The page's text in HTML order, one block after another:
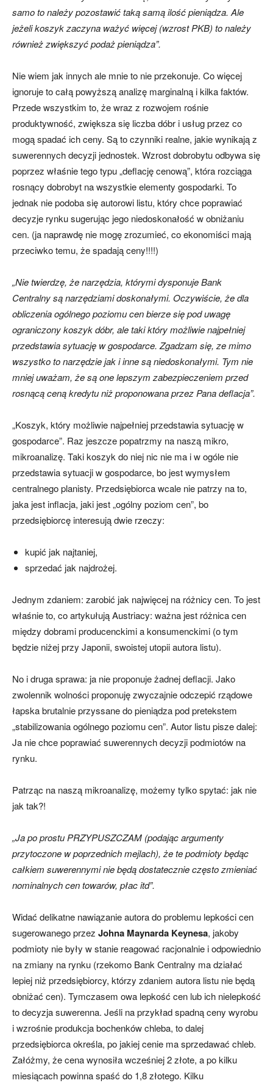
samo to należy pozostawić taką samą ilość pieniądza. Ale
jeżeli koszyk zaczyna ważyć więcej (wzrost PKB) to należy
również zwiększyć podaż pieniądza”.
Nie wiem jak innych ale mnie to nie przekonuje. Co więcej
ignoruje to całą powyższą analizę marginalną i kilka faktów.
Przede wszystkim to, że wraz z rozwojem rośnie
produktywność, zwiększa się liczba dóbr i usług przez co
mogą spadać ich ceny. Są to czynniki realne, jakie wynikają z
suwerennych decyzji jednostek. Wzrost dobrobytu odbywa się
poprzez właśnie tego typu „deflację cenową”, która rozciąga
rosnący dobrobyt na wszystkie elementy gospodarki. To
jednak nie podoba się autorowi listu, który chce poprawiać
decyzje rynku sugerując jego niedoskonałość w obniżaniu
cen. (ja naprawdę nie mogę zrozumieć, co ekonomiści mają
przeciwko temu, że spadają ceny!!!!)
„Nie twierdzę, że narzędzia, którymi dysponuje Bank
Centralny są narzędziami doskonałymi. Oczywiście, że dla
obliczenia ogólnego poziomu cen bierze się pod uwagę
ograniczony koszyk dóbr, ale taki który możliwie najpełniej
przedstawia sytuację w gospodarce. Zgadzam się, ze mimo
wszystko to narzędzie jak i inne są niedoskonałymi. Tym nie
mniej uważam, że są one lepszym zabezpieczeniem przed
rosnącą ceną kredytu niż proponowana przez Pana deflacja”.
„Koszyk, który możliwie najpełniej przedstawia sytuację w
gospodarce”. Raz jeszcze popatrzmy na naszą mikro,
mikroanalizę. Taki koszyk do niej nic nie ma i w ogóle nie
przedstawia sytuacji w gospodarce, bo jest wymysłem
centralnego planisty. Przedsiębiorca wcale nie patrzy na to,
jaka jest inflacja, jaki jest „ogólny poziom cen”, bo
przedsiębiorcę interesują dwie rzeczy:
kupić jak najtaniej,
sprzedać jak najdrożej.
Jednym zdaniem: zarobić jak najwięcej na różnicy cen. To jest
właśnie to, co artykułują Austriacy: ważna jest różnica cen
między dobrami producenckimi a konsumenckimi (o tym
będzie niżej przy Japonii, swoistej utopii autora listu).
No i druga sprawa: ja nie proponuje żadnej deflacji. Jako
zwolennik wolności proponuję zwyczajnie odczepić rządowe
łapska brutalnie przyssane do pieniądza pod pretekstem
„stabilizowania ogólnego poziomu cen”. Autor listu pisze dalej:
Ja nie chce poprawiać suwerennych decyzji podmiotów na
rynku.
Patrząc na naszą mikroanalizę, możemy tylko spytać: jak nie
jak tak?!
„Ja po prostu PRZYPUSZCZAM (podając argumenty
przytoczone w poprzednich mejlach), że te podmioty będąc
całkiem suwerennymi nie będą dostatecznie często zmieniać
nominalnych cen towarów, płac itd”.
Widać delikatne nawiązanie autora do problemu lepkości cen
sugerowanego przez Johna Maynarda Keynesa, jakoby
podmioty nie były w stanie reagować racjonalnie i odpowiednio
na zmiany na rynku (rzekomo Bank Centralny ma działać
lepiej niż przedsiębiorcy, którzy zdaniem autora listu nie będą
obniżać cen). Tymczasem owa lepkość cen lub ich nielepkość
to decyzja suwerenna. Jeśli na przykład spadną ceny wyrobu
i wzrośnie produkcja bochenków chleba, to dalej
przedsiębiorca określa, po jakiej cenie ma sprzedawać chleb.
Załóżmy, że cena wynosiła wcześniej 2 złote, a po kilku
miesiącach powinna spaść do 1,8 złotego. Kilku